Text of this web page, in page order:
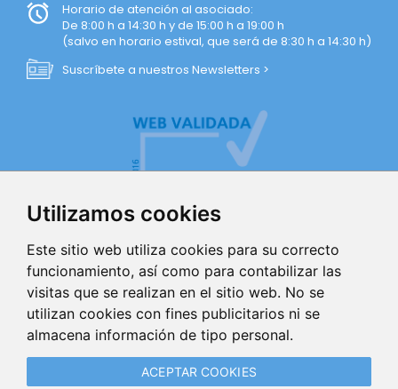
Utilizamos cookies
Este sitio web utiliza cookies para su correcto
funcionamiento, así como para contabilizar las
visitas que se realizan en el sitio web. No se
utilizan cookies con fines publicitarios ni se
almacena información de tipo personal.
ACEPTAR COOKIES
Horario de atención al asociado:
De 8:00 h a 14:30 h y de 15:00 h a 19:00 h
(salvo en horario estival, que será de 8:30 h a 14:30 h)
Suscríbete a nuestros Newsletters >
AVISO LEGAL